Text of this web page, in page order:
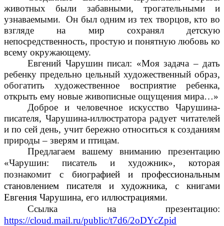
животных были забавными, трогательными и
узнаваемыми. Он был одним из тех творцов, кто во
взгляде на мир сохранял детскую
непосредственность, простую и понятную любовь ко
всему окружающему.
Евгений Чарушин писал: «Моя задача – дать
ребенку предельно цельный художественный образ,
обогатить художественное восприятие ребенка,
открыть ему новые живописные ощущения мира…»
Доброе и человечное искусство Чарушина-
писателя, Чарушина-иллюстратора радует читателей
и по сей день, учит бережно относиться к созданиям
природы – зверям и птицам.
Предлагаем вашему вниманию презентацию
«Чарушин: писатель и художник», которая
познакомит с биографией и профессиональным
становлением писателя и художника, с книгами
Евгения Чарушина, его иллюстрациями.
Ссылка на презентацию:
https://cloud.mail.ru/public/t7d6/2oDYcZpid